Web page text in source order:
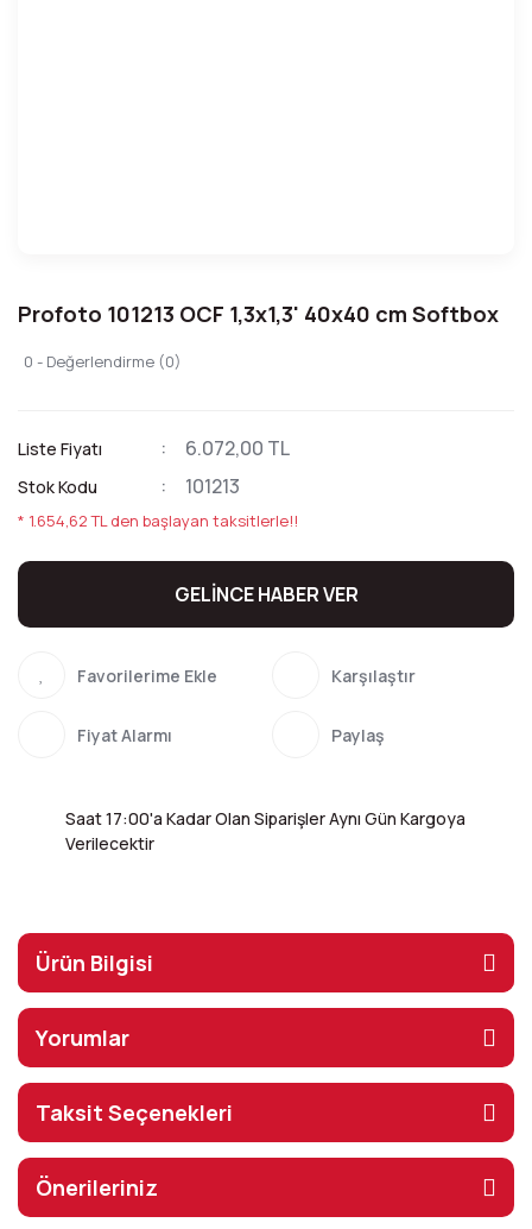
Profoto 101213 OCF 1,3x1,3' 40x40 cm Softbox
0 - Değerlendirme (0)
Liste Fiyatı 6.072,00 TL
Stok Kodu 101213
* 1.654,62 TL den başlayan taksitlerle!!
GELİNCE HABER VER
Karşılaştır
Fiyat Alarmı Paylaş
Saat 17:00'a Kadar Olan Siparişler Aynı Gün Kargoya
Verilecektir
Ürün Bilgisi
Yorumlar
Taksit Seçenekleri
Önerileriniz